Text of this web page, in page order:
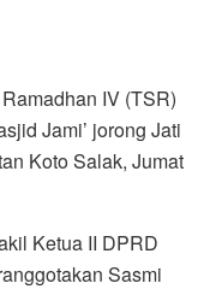
IV (TSR)
Jami’ jorong Jati
Koto Salak, Jumat
Ketua II DPRD
Sasmi